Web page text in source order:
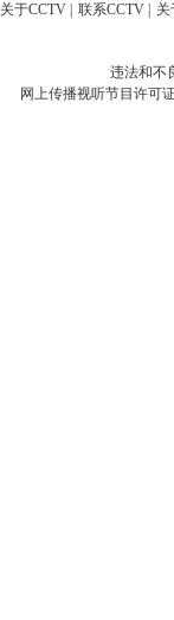
关于CCTV 联系CCTV 关
违法和不
网上传播视听节目许可